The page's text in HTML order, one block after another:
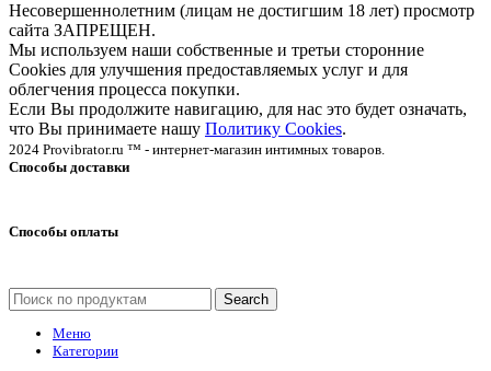
Несовершеннолетним (лицам не достигшим 18 лет) просмотр
сайта ЗАПРЕЩЕН.
Мы используем наши собственные и третьи сторонние
Cookies для улучшения предоставляемых услуг и для
облегчения процесса покупки.
Если Вы продолжите навигацию, для нас это будет означать,
что Вы принимаете нашу Политику Cookies.
2024 Provibrator.ru ™ - интернет-магазин интимных товаров.
Способы доставки
Способы оплаты
Search
Меню
Категории